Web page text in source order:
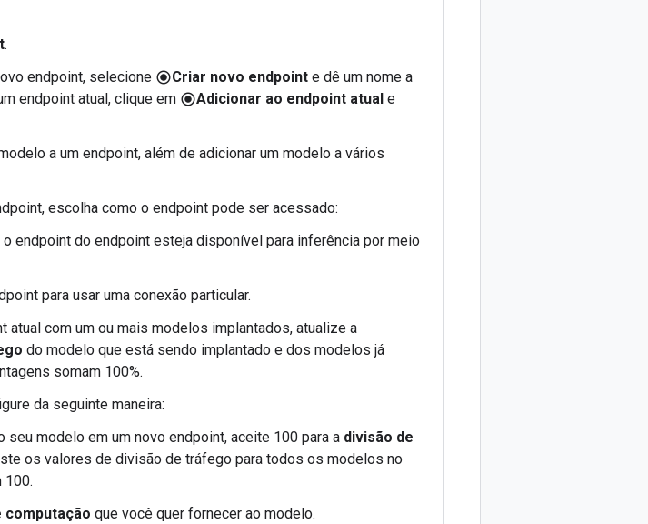
.
endpoint, selecione radio_button_checkedCriar novo endpoint e dê um nome a
endpoint atual, clique em radio_button_checkedAdicionar ao endpoint atual e
a um endpoint, além de adicionar um modelo a vários
escolha como o endpoint pode ser acessado:
o endpoint do endpoint esteja disponível para inferência por meio
para usar uma conexão particular.
atual com um ou mais modelos implantados, atualize a
do modelo que está sendo implantado e dos modelos já
somam 100%.
da seguinte maneira:
seu modelo em um novo endpoint, aceite 100 para a divisão de
os valores de divisão de tráfego para todos os modelos no
100.
computação que você quer fornecer ao modelo.